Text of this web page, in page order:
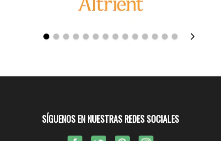
SÍGUENOS EN NUESTRAS REDES SOCIALES